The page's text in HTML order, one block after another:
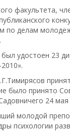
факультета,
по делам
удостоен 23
было принято
24 мая
молодой
психологии